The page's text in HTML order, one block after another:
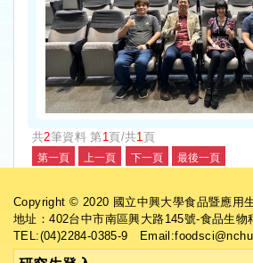
共2筆資料 第 1頁/共1頁
Copyright © 2020 國立中興大學食品暨應用
地址：402台中市南區興大路145號-食品生物
TEL:(04)2284-0385-9